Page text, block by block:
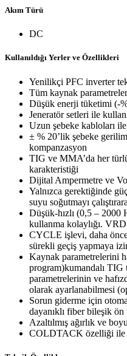
Akım Türü
DC
Kullanıldığı Yerler ve Özellikleri
Yenilikçi PFC inverter
Tüm kaynak
Düşük enerji tüketimi (-
Jeneratör setleri ile
Uzun şebeke kabloları
± % 20’lik şebeke
kompanzasyon
TIG ve MMA’da her
karakteristiği
Dijital Ampermetre ve
Yalnızca gerektiğinde
suyu soğutmayı
Düşük-hızlı (0,5 – 2000
kullanma kolaylığı.
CYCLE işlevi, daha
sürekli geçiş yapmaya
Kaynak parametrelerini
program)kumandalı TIG
parametrelerinin ve
olarak ayarlanabilmesi
Sorun giderme için
dayanıklı fiber bileşik
Azaltılmış ağırlık ve
COLDTACK özelliği ile